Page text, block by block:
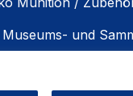
Museums- und